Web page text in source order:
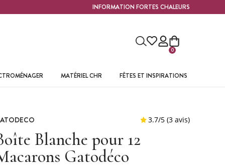
INFORMATION FORTES CHALEURS
0
MATÉRIEL CHR FÊTES ET INSPIRATIONS
Blanche pour 12
Gatodéco